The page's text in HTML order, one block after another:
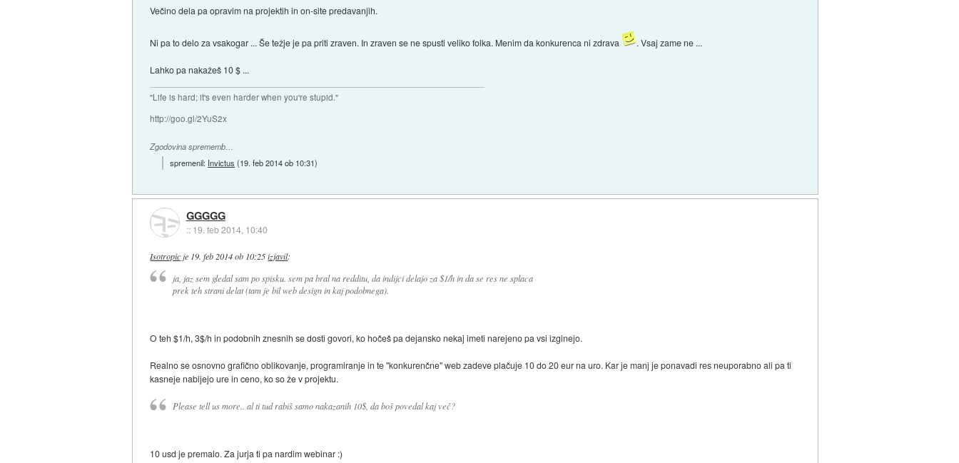
Večino dela pa opravim na projektih in on-site predavanjih.
Ni pa to delo za vsakogar ... Še težje je pa priti zraven. In zraven se ne spusti veliko folka. Menim da konkurenca ni zdrava . Vsaj zame ne ...
Lahko pa nakažeš 10 $ ...
"Life is hard; it's even harder when you're stupid."
http://goo.gl/2YuS2x
Zgodovina sprememb…
spremenil: Invictus (19. feb 2014 ob 10:31)
GGGGG
:: 19. feb 2014, 10:40
Isotropicje 19. feb 2014 ob 10:25 izjavil:
ja, jaz sem gledal sam po spisku. sem pa bral na redditu, da indijci delajo za $1/h in da se res ne splaca
prek teh strani delat (tam je bil web design in kaj podobnega).
O teh $1/h, 3$/h in podobnih znesnih se dosti govori, ko hočeš pa dejansko nekaj imeti narejeno pa vsi izginejo.
Realno se osnovno grafično oblikovanje, programiranje in te "konkurenčne" web zadeve plačuje 10 do 20 eur na uro. Kar je manj je ponavadi res neuporabno ali pa ti
kasneje nabijejo ure in ceno, ko so že v projektu.
Please tell us more.. al ti tud rabiš samo nakazanih 10$, da boš povedal kaj več?
10 usd je premalo. Za jurja ti pa nardim webinar :)